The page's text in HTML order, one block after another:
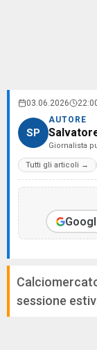
03.06.2026
SP
AUTORE
Giornalista
Tutti gli articoli →
sessione